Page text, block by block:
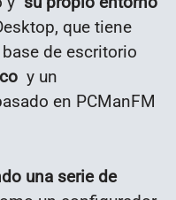
que tiene
de escritorio
y un
en PCManFM
una serie de